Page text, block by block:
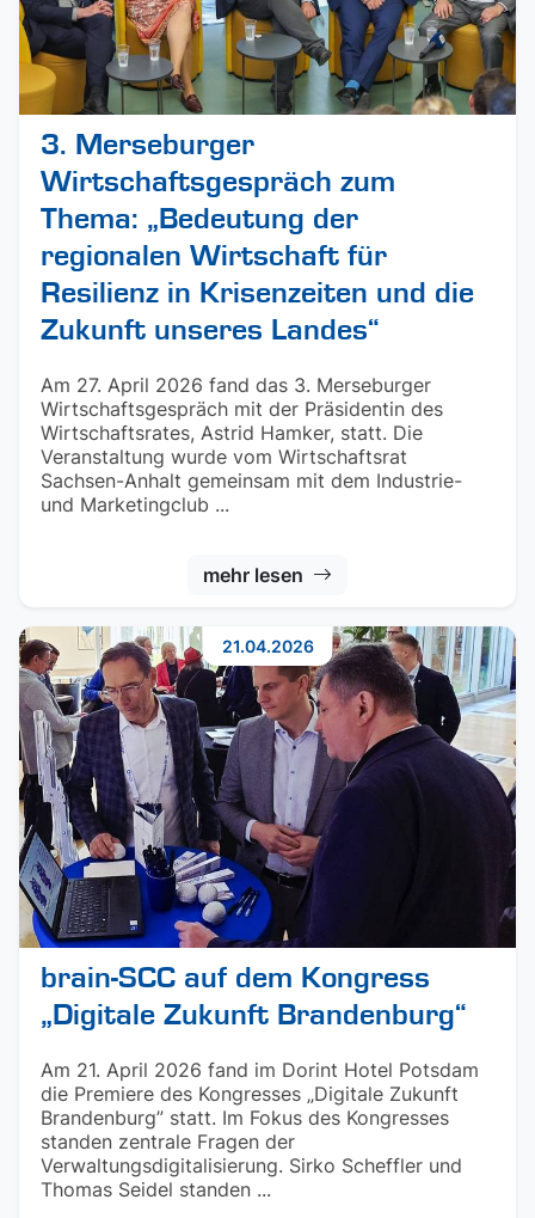
3. Merseburger
Wirtschaftsgespräch zum
Thema: „Bedeutung der
regionalen Wirtschaft für
Resilienz in Krisenzeiten und die
Zukunft unseres Landes“
Am 27. April 2026 fand das 3. Merseburger
Wirtschaftsgespräch mit der Präsidentin des
Wirtschaftsrates, Astrid Hamker, statt. Die
Veranstaltung wurde vom Wirtschaftsrat
Sachsen-Anhalt gemeinsam mit dem Industrie-
und Marketingclub ...
mehr lesen
brain-SCC auf dem Kongress
„Digitale Zukunft Brandenburg“
Am 21. April 2026 fand im Dorint Hotel Potsdam
die Premiere des Kongresses „Digitale Zukunft
Brandenburg” statt. Im Fokus des Kongresses
standen zentrale Fragen der
Verwaltungsdigitalisierung. Sirko Scheffler und
Thomas Seidel standen ...
21.04.2026